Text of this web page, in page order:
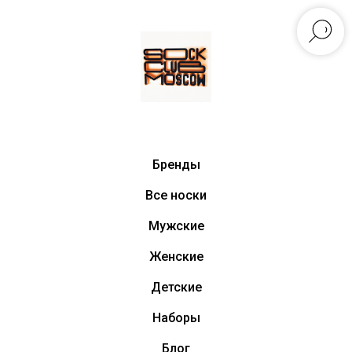
Бренды
Все носки
Мужские
Женские
Детские
Наборы
Блог